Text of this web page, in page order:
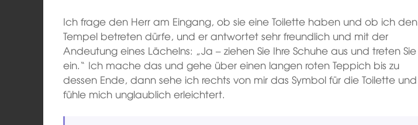
Ich frage den Herr am Eingang, ob sie eine Toilette haben und ob ich den
Tempel betreten dürfe, und er antwortet sehr freundlich und mit der
Andeutung eines Lächelns: „Ja – ziehen Sie Ihre Schuhe aus und treten Sie
ein.“ Ich mache das und gehe über einen langen roten Teppich bis zu
dessen Ende, dann sehe ich rechts von mir das Symbol für die Toilette und
fühle mich unglaublich erleichtert.